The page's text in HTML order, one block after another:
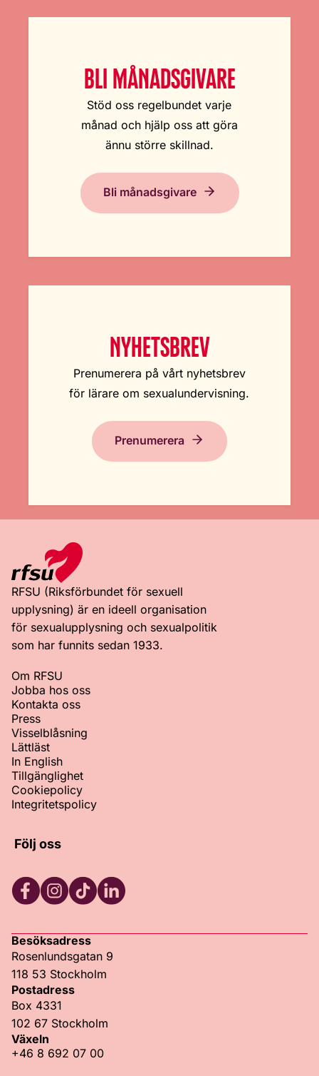
BLI MÅNADSGIVARE
Stöd oss regelbundet varje
månad och hjälp oss att göra
ännu större skillnad.
Bli månadsgivare
NYHETSBREV
Prenumerera på vårt nyhetsbrev
för lärare om sexualundervisning.
Prenumerera
RFSU (Riksförbundet för sexuell
upplysning) är en ideell organisation
för sexualupplysning och sexualpolitik
som har funnits sedan 1933.
Om RFSU
Jobba hos oss
Kontakta oss
Press
Visselblåsning
Lättläst
In English
Tillgänglighet
Cookiepolicy
Integritetspolicy
Följ oss
Besöksadress
Rosenlundsgatan 9
118 53 Stockholm
Postadress
Box 4331
102 67 Stockholm
Växeln
+46 8 692 07 00